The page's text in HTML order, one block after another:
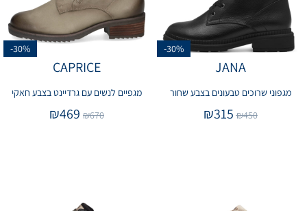
-30%
JANA
מגפוני שרוכים טבעונים בצבע שחור
₪450
₪315
-30%
CAPRICE
מגפיים לנשים עם גרדיינט בצבע חאקי
₪670
₪469